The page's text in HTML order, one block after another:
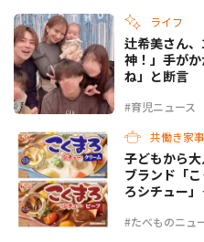
ライフ
#育児ニュース
辻希美さん
神！」手が
ね」と断言
共働き家事
#たべものニュ
子どもから
ブランド「
ろシチュー